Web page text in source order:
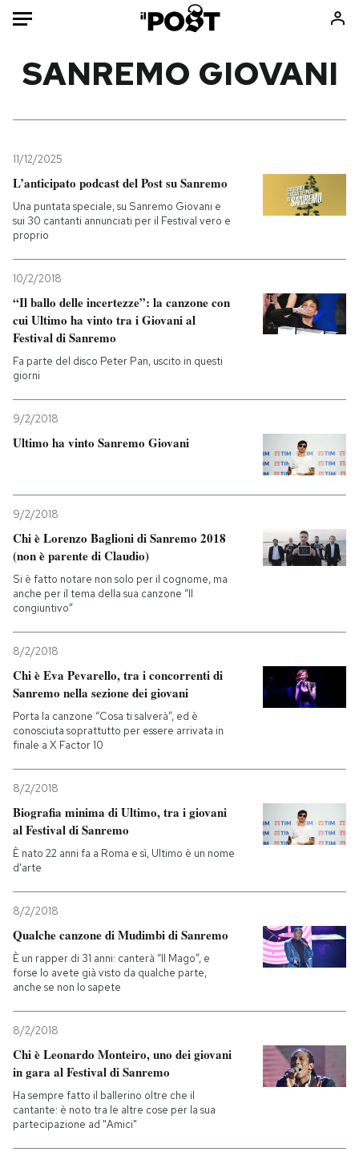
Mondo
Politica
Tecnologia
Internet
Cultura
Economia
Sport
Consumismi
Storie/Idee
Ok Boomer!
Mondiali calcio 2026
NEWSLETTER
I MIEI PREFERITI
SHOP
CALENDARIO
AREA PERSONALE
Entra
SANREMO GIOVANI
11/12/2025
L’anticipato podcast del Post su Sanremo
Una puntata speciale, su Sanremo Giovani e
sui 30 cantanti annunciati per il Festival vero e
proprio
10/2/2018
“Il ballo delle incertezze”: la canzone con
cui Ultimo ha vinto tra i Giovani al
Festival di Sanremo
Fa parte del disco Peter Pan, uscito in questi
giorni
9/2/2018
Ultimo ha vinto Sanremo Giovani
9/2/2018
Chi è Lorenzo Baglioni di Sanremo 2018
(non è parente di Claudio)
Si è fatto notare non solo per il cognome, ma
anche per il tema della sua canzone “Il
congiuntivo”
8/2/2018
Chi è Eva Pevarello, tra i concorrenti di
Sanremo nella sezione dei giovani
Porta la canzone “Cosa ti salverà”, ed è
conosciuta soprattutto per essere arrivata in
finale a X Factor 10
8/2/2018
Biografia minima di Ultimo, tra i giovani
al Festival di Sanremo
È nato 22 anni fa a Roma e sì, Ultimo è un nome
d'arte
8/2/2018
Qualche canzone di Mudimbi di Sanremo
È un rapper di 31 anni: canterà “Il Mago”, e
forse lo avete già visto da qualche parte,
anche se non lo sapete
8/2/2018
Chi è Leonardo Monteiro, uno dei giovani
in gara al Festival di Sanremo
Ha sempre fatto il ballerino oltre che il
cantante: è noto tra le altre cose per la sua
partecipazione ad "Amici"